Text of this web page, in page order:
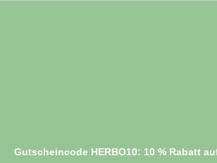
Gutscheincode HERBO10: 10 % Rabatt